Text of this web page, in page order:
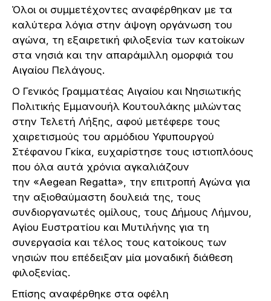
Όλοι οι συμμετέχοντες αναφέρθηκαν με τα
καλύτερα λόγια στην άψογη οργάνωση του
αγώνα, τη εξαιρετική φιλοξενία των κατοίκων
στα νησιά και την απαράμιλλη ομορφιά του
Αιγαίου Πελάγους.
Ο Γενικός Γραμματέας Αιγαίου και Νησιωτικής
Πολιτικής Εμμανουήλ Κουτουλάκης μιλώντας
στην Τελετή Λήξης, αφού μετέφερε τους
χαιρετισμούς του αρμόδιου Υφυπουργού
Στέφανου Γκίκα, ευχαρίστησε τους ιστιοπλόους
που όλα αυτά χρόνια αγκαλιάζουν
την «Aegean Regatta», την επιτροπή Αγώνα για
την αξιοθαύμαστη δουλειά της, τους
συνδιοργανωτές ομίλους, τους Δήμους Λήμνου,
Αγίου Ευστρατίου και Μυτιλήνης για τη
συνεργασία και τέλος τους κατοίκους των
νησιών που επέδειξαν μία μοναδική διάθεση
φιλοξενίας.
Επίσης αναφέρθηκε στα οφέλη